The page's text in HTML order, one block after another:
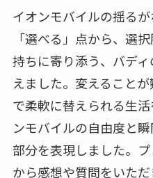
イオンモバイルの揺る
「選べる」点から、選
持ちに寄り添う、バデ
えました。変えること
で柔軟に替えられる生
ンモバイルの自由度と
部分を表現しました。
から感想や質問をいた